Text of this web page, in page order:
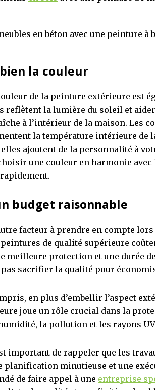
en béton avec une peinture à
bien la couleur
de la peinture extérieure est
reflètent la lumière du soleil et
à l’intérieur de la maison. Les
la température intérieure de
ajoutent de la personnalité à
une couleur en harmonie avec
budget raisonnable
facteur à prendre en compte
de qualité supérieure
meilleure protection et une durée
sacrifier la qualité pour
en plus d’embellir l’aspect
joue un rôle crucial dans la
la pollution et les rayons
important de rappeler que les
planification minutieuse et une
de faire appel à une entreprise